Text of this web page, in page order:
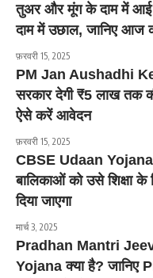
तुअर और मूंग के दाम में आई
दाम में उछाल, जानिए आज
फ़रवरी 15, 2025
PM Jan Aushadhi
सरकार देगी ₹5 लाख तक
ऐसे करें आवेदन
फ़रवरी 15, 2025
CBSE Udaan Yojana:
बालिकाओं को उसे शिक्षा के
दिया जाएगा
मार्च 3, 2025
Pradhan Mantri
Yojana क्या है? जानिए